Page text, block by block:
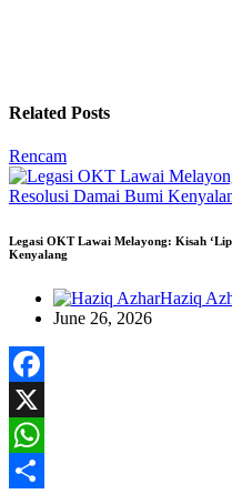
Related Posts
Rencam
Legasi OKT Lawai Melayong: Kisah
Kenyalang
Haziq
June 26, 2026
Facebook
X
WhatsApp